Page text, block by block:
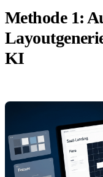
Methode 1:
KI